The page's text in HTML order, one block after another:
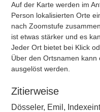
Auf der Karte werden im
Person lokalisierten Orte
nach Zoomstufe
ist etwas stärker und es
Jeder Ort bietet bei Klick
Über den Ortsnamen kann
ausgelöst werden.
Zitierweise
Dösseler, Emil,